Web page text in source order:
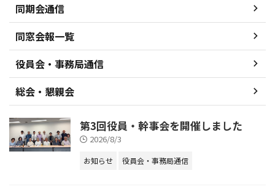
同期会通信
同窓会報一覧
役員会・事務局通信
総会・懇親会
第3回役員・幹事会を開催しました
2026/8/3
お知らせ 役員会・事務局通信